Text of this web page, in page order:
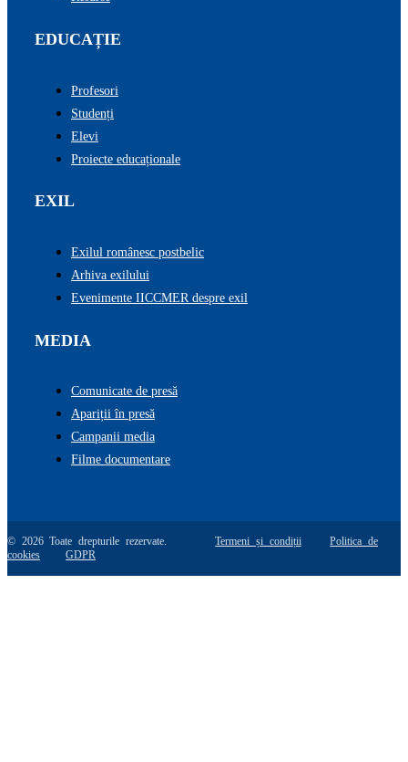
EDUCAȚIE
Profesori
Studenți
Elevi
Proiecte educaționale
EXIL
Exilul românesc postbelic
Arhiva exilului
Evenimente IICCMER despre exil
MEDIA
Comunicate de presă
Apariții în presă
Campanii media
Filme documentare
© 2026 Toate drepturile rezervate.Termeni și condiții
Politica de
cookies
GDPR